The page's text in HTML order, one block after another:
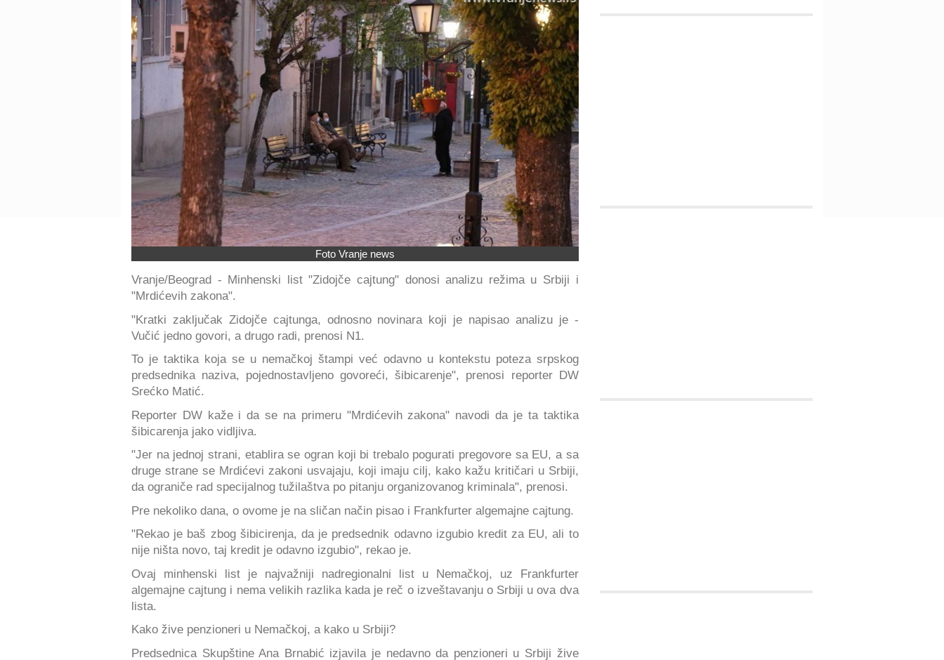
Foto Vranje news
Vranje/Beograd - Minhenski list "Zidojče cajtung" donosi analizu režima u Srbiji i
"Mrdićevih zakona".
"Kratki zaključak Zidojče cajtunga, odnosno novinara koji je napisao analizu je -
Vučić jedno govori, a drugo radi, prenosi N1.
To je taktika koja se u nemačkoj štampi već odavno u kontekstu poteza srpskog
predsednika naziva, pojednostavljeno govoreći, šibicarenje", prenosi reporter DW
Srećko Matić.
Reporter DW kaže i da se na primeru "Mrdićevih zakona" navodi da je ta taktika
šibicarenja jako vidljiva.
"Jer na jednoj strani, etablira se ogran koji bi trebalo pogurati pregovore sa EU, a sa
druge strane se Mrdićevi zakoni usvajaju, koji imaju cilj, kako kažu kritičari u Srbiji,
da ograniče rad specijalnog tužilaštva po pitanju organizovanog kriminala", prenosi.
Pre nekoliko dana, o ovome je na sličan način pisao i Frankfurter algemajne cajtung.
"Rekao je baš zbog šibicirenja, da je predsednik odavno izgubio kredit za EU, ali to
nije ništa novo, taj kredit je odavno izgubio", rekao je.
Ovaj minhenski list je najvažniji nadregionalni list u Nemačkoj, uz Frankfurter
algemajne cajtung i nema velikih razlika kada je reč o izveštavanju o Srbiji u ova dva
lista.
Kako žive penzioneri u Nemačkoj, a kako u Srbiji?
Predsednica Skupštine Ana Brnabić izjavila je nedavno da penzioneri u Srbiji žive